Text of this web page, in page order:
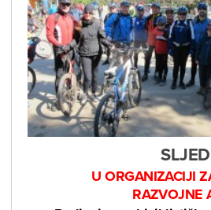
U ORGANIZACIJI
RAZVOJNE